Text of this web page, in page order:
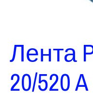
Лента
20/520